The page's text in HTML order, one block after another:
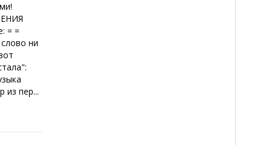
= =
ни
из пер...